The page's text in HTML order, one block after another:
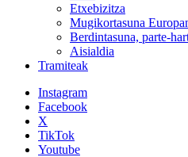
Etxebizitza
Mugikortasuna
Berdintasuna, parte-
Aisialdia
Tramiteak
Instagram
Facebook
X
TikTok
Youtube